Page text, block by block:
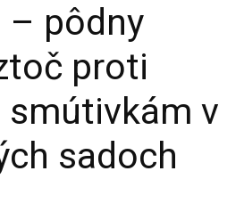
pôdny
proti
smútivkám v
sadoch